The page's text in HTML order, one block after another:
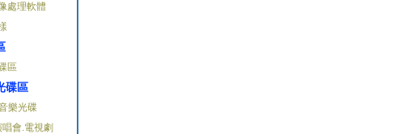
處理軟體
區
碟區
樂光碟
唱會.電視劇